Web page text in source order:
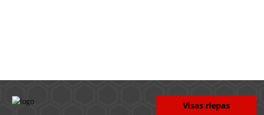
Visas riepas